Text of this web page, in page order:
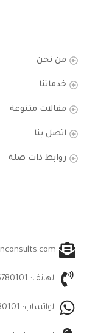
من نحن
خدماتنا
مقالات متنوعة
اتصل بنا
روابط ذات صلة
الهاتف: 966535780101+
الواتساب: 966535780101+